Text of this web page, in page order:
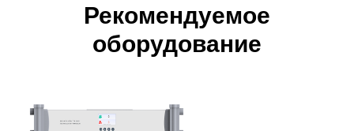
Рекомендуемое
оборудование